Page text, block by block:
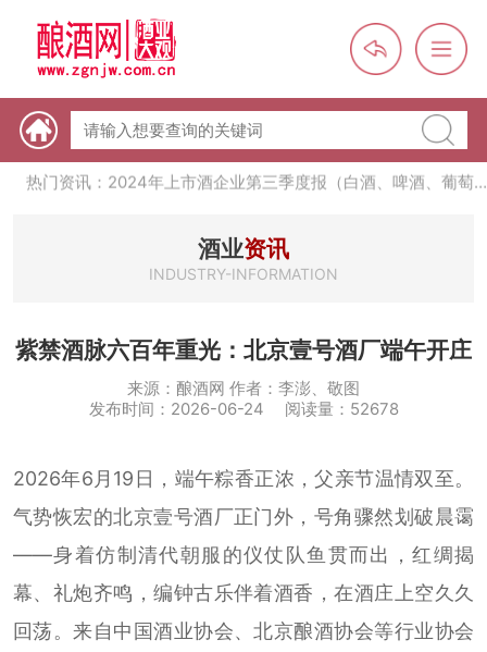
热门资讯：未来，传统酒类经销商群体会消失吗？
热门资讯：首批28个酒品牌入选中国消费名品，不仅仅是荣誉那
么简单
热门资讯：2024年上市酒企业第三季度报（白酒、啤酒、葡萄
热门资讯：名酒之光：共话荣耀背后的价值与使命
酒业资讯
INDUSTRY-INFORMATION
紫禁酒脉六百年重光：北京壹号酒厂端午开庄
来源：酿酒网 作者：李澎、敬图
发布时间：2026-06-24 阅读量：52678
2026年6月19日，端午粽香正浓，父亲节温情双至。
气势恢宏的北京壹号酒厂正门外，号角骤然划破晨霭
——身着仿制清代朝服的仪仗队鱼贯而出，红绸揭
幕、礼炮齐鸣，编钟古乐伴着酒香，在酒庄上空久久
回荡。来自中国酒业协会、北京酿酒协会等行业协会